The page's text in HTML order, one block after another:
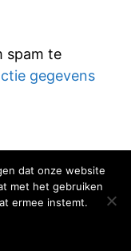
spam te
gegevens
dat onze website
met het gebruiken
ermee instemt.